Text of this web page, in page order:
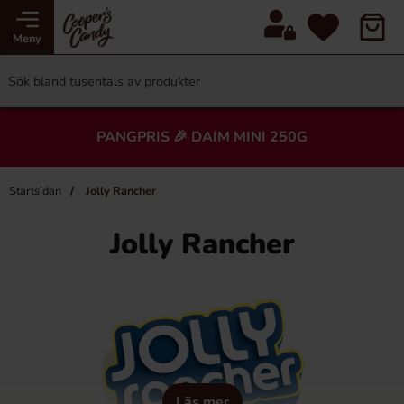
Meny
PANGPRIS 🎉 DAIM MINI 250G
Startsidan Jolly Rancher
Jolly Rancher